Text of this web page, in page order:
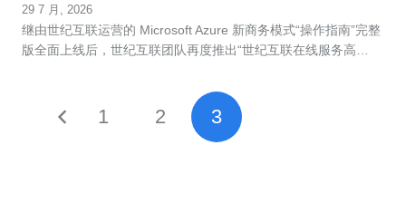
29 7 月, 2026
继由世纪互联运营的 Microsoft Azure 新商务模式“操作指南”完整
版全面上线后，世纪互联团队再度推出“世纪互联在线服务高…
1 2 3